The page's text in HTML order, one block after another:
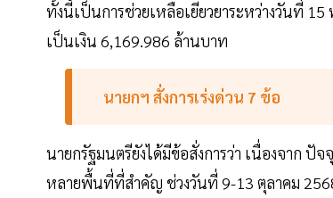
ทั้งนี้เป็นการช่วยเหลือเยียวยาระหว่างวันที่
เป็นเงิน 6,169.986 ล้านบาท
นายกฯ สั่งการเร่งด่วน 7 ข้อ
นายกรัฐมนตรียังได้มีข้อสั่งการว่า เนื่องจาก
หลายพื้นที่ที่สำคัญ ช่วงวันที่ 9-13 ตุลาคม